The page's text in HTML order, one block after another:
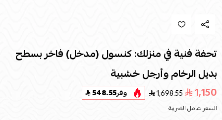
تحفة فنية في منزلك: كنسول (مدخل) فاخر بسطح
بديل الرخام وأرجل خشبية
1,150
1,698.55 وفر548.55
السعر شامل الضريبة